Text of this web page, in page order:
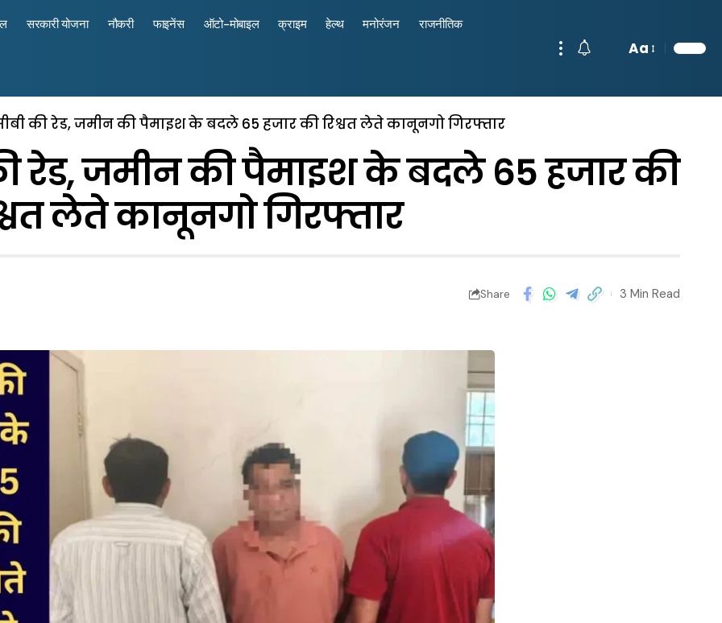
सरकारी योजना नौकरी फाइनेंस ऑटो-मोबाइल क्राइम हेल्थ मनोरंजन राजनीतिक
Aa
की रेड, जमीन की पैमाइश के बदले 65 हजार की रिश्वत लेते कानूनगो गिरफ्तार
रेड, जमीन की पैमाइश के बदले 65 हजार की
लेते कानूनगो गिरफ्तार
Share 3 Min Read